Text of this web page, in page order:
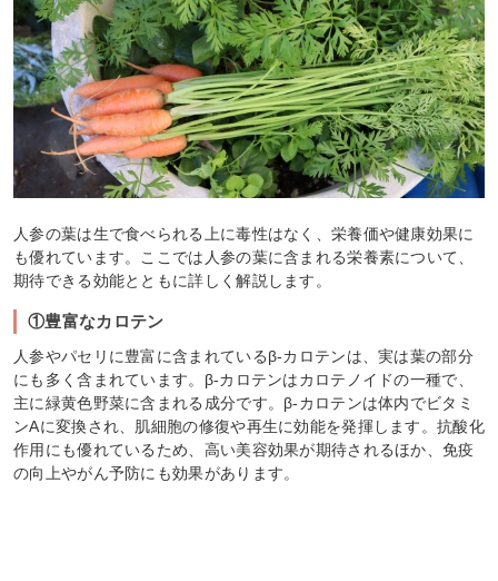
人参の葉は生で食べられる上に毒性はなく、栄養価や健康効果に
も優れています。ここでは人参の葉に含まれる栄養素について、
期待できる効能とともに詳しく解説します。
①豊富なカロテン
人参やパセリに豊富に含まれているβ-カロテンは、実は葉の部分
にも多く含まれています。β-カロテンはカロテノイドの一種で、
主に緑黄色野菜に含まれる成分です。β-カロテンは体内でビタミ
ンAに変換され、肌細胞の修復や再生に効能を発揮します。抗酸化
作用にも優れているため、高い美容効果が期待されるほか、免疫
の向上やがん予防にも効果があります。